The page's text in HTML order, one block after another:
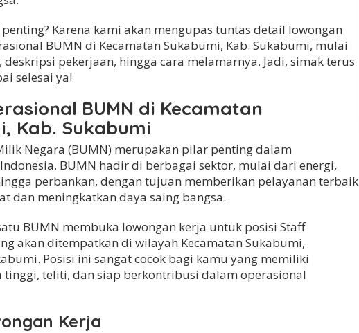
Karena kami akan mengupas tuntas detail lowongan
BUMN di Kecamatan Sukabumi, Kab. Sukabumi, mulai
pekerjaan, hingga cara melamarnya. Jadi, simak terus
selesai ya!
BUMN di Kecamatan
Kab. Sukabumi
Negara (BUMN) merupakan pilar penting dalam
BUMN hadir di berbagai sektor, mulai dari energi,
perbankan, dengan tujuan memberikan pelayanan terbaik
dan meningkatkan daya saing bangsa.
BUMN membuka lowongan kerja untuk posisi Staff
akan ditempatkan di wilayah Kecamatan Sukabumi,
Posisi ini sangat cocok bagi kamu yang memiliki
tinggi, teliti, dan siap berkontribusi dalam operasional
Kerja